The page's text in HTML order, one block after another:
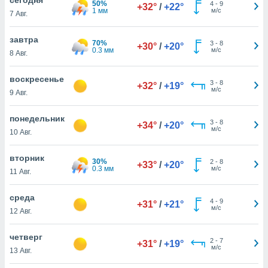
действия
на веб-
основе.
нашей
cookie
в
ВЫ
7 Авг.
50%
1 мм
+32° / +22° 4- 9
м/с
завтра
8 Авг.
70%
0.3 мм
+30° / +20° 3- 8
м/с
воскресенье
9 Авг.
+32° / +19° 3- 8
м/с
понедельник
10 Авг.
+34° / +20° 3- 8
м/с
вторник
11 Авг.
30%
0.3 мм
+33° / +20° 2- 8
м/с
среда
12 Авг.
+31° / +21° 4- 9
м/с
четверг
13 Авг.
+31° / +19° 2- 7
м/с